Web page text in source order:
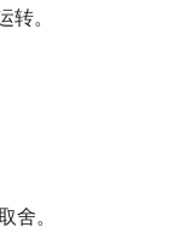
转。
舍。